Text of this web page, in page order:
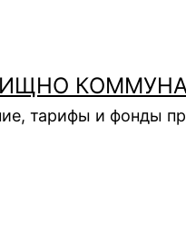
тарифы и фонды